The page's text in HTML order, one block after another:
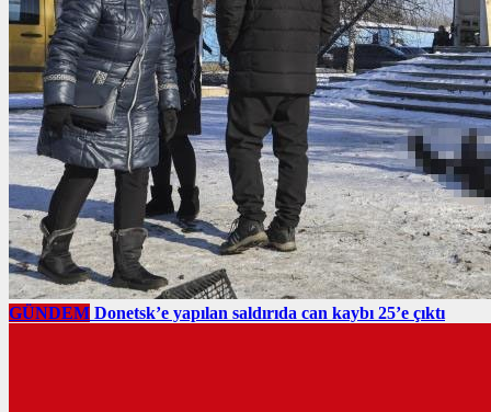
GÜNDEM Donetsk’e yapılan saldırıda can kaybı 25’e çıktı